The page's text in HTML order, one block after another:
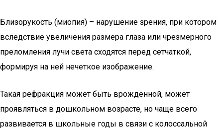
Близорукость (миопия) – нарушение зрения, при котором
вследствие увеличения размера глаза или чрезмерного
преломления лучи света сходятся перед сетчаткой,
формируя на ней нечеткое изображение.
Такая рефракция может быть врожденной, может
проявляться в дошкольном возрасте, но чаще всего
развивается в школьные годы в связи с колоссальной